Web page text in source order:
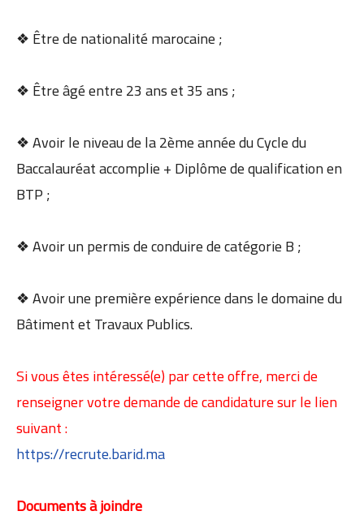
❖ Être de nationalité marocaine ;
❖ Être âgé entre 23 ans et 35 ans ;
❖ Avoir le niveau de la 2ème année du Cycle du
Baccalauréat accomplie + Diplôme de qualification en
BTP ;
❖ Avoir un permis de conduire de catégorie B ;
❖ Avoir une première expérience dans le domaine du
Bâtiment et Travaux Publics.
Si vous êtes intéressé(e) par cette offre, merci de
renseigner votre demande de candidature sur le lien
suivant :
https://recrute.barid.ma
Documents à joindre